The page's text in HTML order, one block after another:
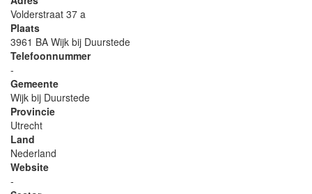
Volderstraat 37 a
Plaats
3961 BA Wijk bij Duurstede
Telefoonnummer
-
Gemeente
Wijk bij Duurstede
Provincie
Utrecht
Land
Nederland
Website
-